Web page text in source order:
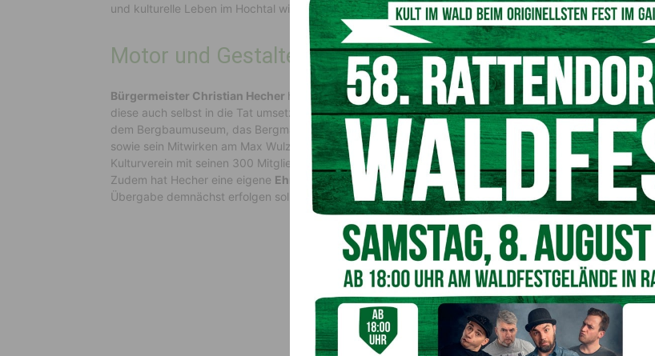
und kulturelle Leben im Hochtal wie kaum ein anderer geprägt.
Motor und Gestalter der Bergmännischen Kultur
Bürgermeister Christian Hecher hob hervor, dass Jakob nicht nur hervorragende Ideen hatte, sondern
diese auch selbst in die Tat umsetzte. Besonders erwähnt wurden dasMontanhistorische Zentrummit
dem Bergbaumuseum, das Bergmandlfest, die Kladnigkeusche und der Pulverturm mit Ausstellungen
sowie sein Mitwirken am Max Wulz Stollenwanderweg. Er betonte, dass alles, was den Bergmännischen
Kulturverein mit seinen 300 Mitgliedern heute auszeichnet, maßgeblich von Jakob mitgestaltet wurde.
Zudem hat Hecher eine eigene Ehrenurkunde für den langjährigen Obmann
vorbereitet, deren
Übergabe demnächst erfolgen soll.